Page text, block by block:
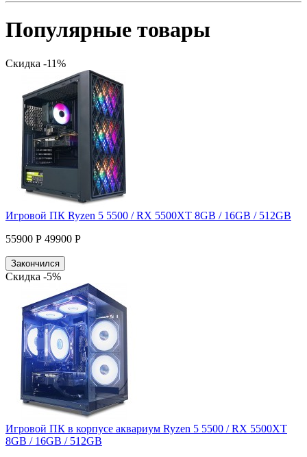
Популярные товары
Скидка -11%
Игровой ПК Ryzen 5 5500 / RX 5500XT 8GB / 16GB / 512GB
55900 Р 49900 Р
Закончился
Скидка -5%
Игровой ПК в корпусе аквариум Ryzen 5 5500 / RX 5500XT
8GB / 16GB / 512GB